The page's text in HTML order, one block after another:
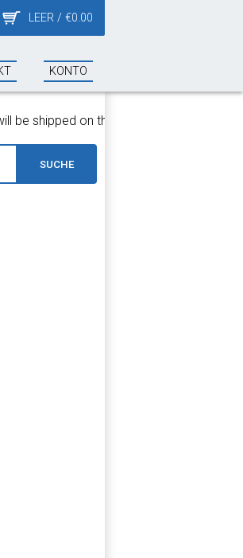
LEER / €0.00
KONTO
shipped on the same day!
SUCHE